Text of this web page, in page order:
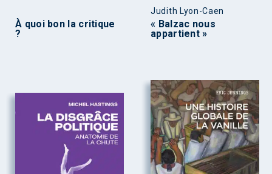
À quoi bon la critique
?
Judith Lyon-Caen
« Balzac nous
appartient »